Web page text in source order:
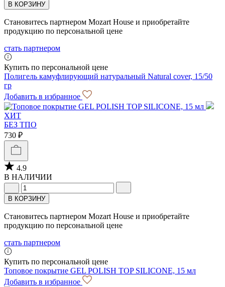
В КОРЗИНУ
Становитесь партнером Mozart House и приобретайте
продукцию по персональной цене
стать партнером
Купить по персональной цене
Полигель камуфлирующий натуральный Natural cover, 15/50
гр
Добавить в избранное
ХИТ
БЕЗ ТПО
730 ₽
4.9
В НАЛИЧИИ
В КОРЗИНУ
Становитесь партнером Mozart House и приобретайте
продукцию по персональной цене
стать партнером
Купить по персональной цене
Топовое покрытие GEL POLISH TOP SILICONE, 15 мл
Добавить в избранное